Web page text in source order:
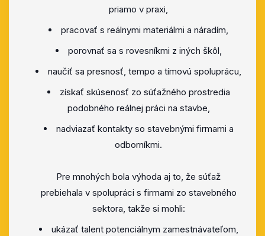
priamo v praxi,
pracovať s reálnymi materiálmi a náradím,
porovnať sa s rovesníkmi z iných škôl,
naučiť sa presnosť, tempo a tímovú spoluprácu,
získať skúsenosť zo súťažného prostredia
podobného reálnej práci na stavbe,
nadviazať kontakty so stavebnými firmami a
odborníkmi.
Pre mnohých bola výhoda aj to, že súťaž
prebiehala v spolupráci s firmami zo stavebného
sektora, takže si mohli:
ukázať talent potenciálnym zamestnávateľom,